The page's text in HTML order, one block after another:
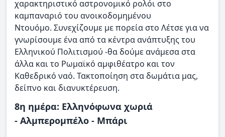
χαρακτηριστικό αστρονομικό ρολόι στο
καμπαναριό του ανοικοδομημένου
Ντουόμο. Συνεχίζουμε με πορεία στο Λέτσε για να
γνωρίσουμε ένα από τα κέντρα ανάπτυξης του
Ελληνικού Πολιτισμού -θα δούμε ανάμεσα στα
άλλα και το Ρωμαϊκό αμφιθέατρο και τον
Καθεδρικό ναό. Τακτοποίηση στα δωμάτια μας,
δείπνο και διανυκτέρευση.
8η ημέρα: Ελληνόφωνα χωριά
- Αλμπερομπέλο - Μπάρι